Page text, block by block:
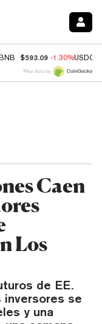
BNB $593.09 -1.30%USDC
Price data by
Caen
Los
de EE.
inversores se
y una